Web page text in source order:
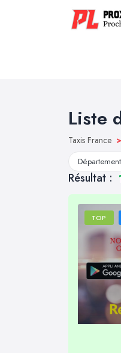
Liste
Taxis France >
Résultat :
TOP